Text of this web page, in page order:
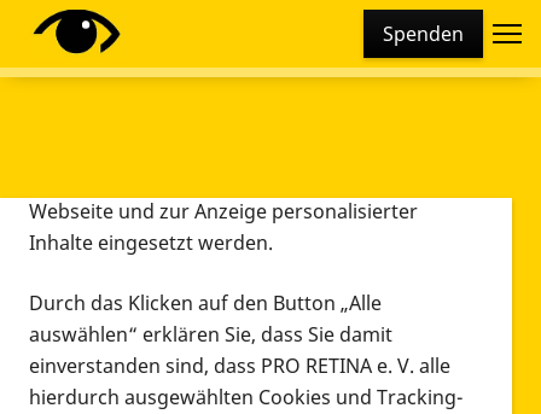
Spenden
Diese Webseite setzt verschiedene Cookies und
Tracking-Tools ein. Dies beinhaltet Cookies und
Webseite und zur Anzeige personalisierter
Inhalte eingesetzt werden.
Durch das Klicken auf den Button „Alle
auswählen“ erklären Sie, dass Sie damit
einverstanden sind, dass PRO RETINA e. V. alle
hierdurch ausgewählten Cookies und Tracking-